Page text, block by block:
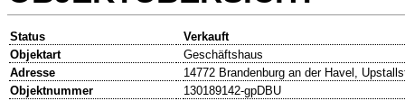
Status
Verkauft
Objektart
Geschäftshaus
Adresse
14772 Brandenburg an der Havel,
Objektnummer
130189142-gpDBU